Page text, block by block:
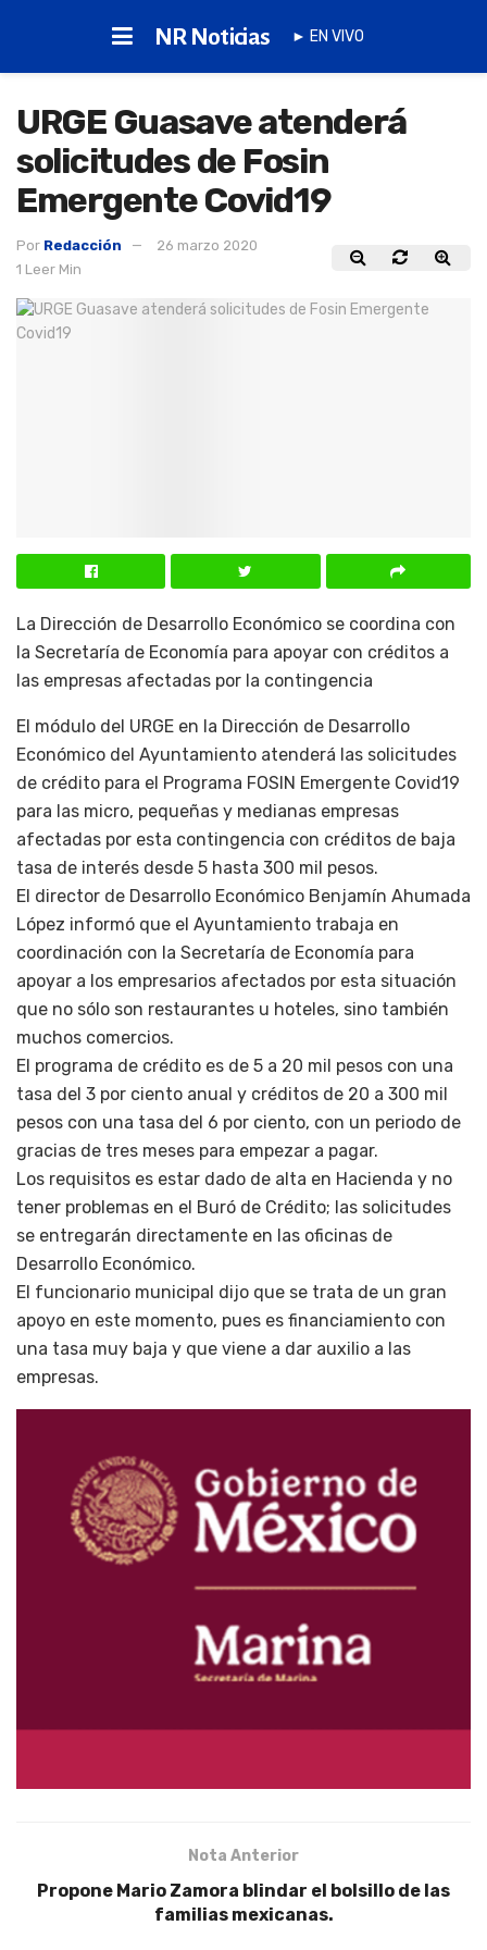
NR Noticias ► EN VIVO
URGE Guasave atenderá
solicitudes de Fosin
Emergente Covid19
Por Redacción
26 marzo 2020
1 Leer Min
La Dirección de Desarrollo Económico se coordina con
la Secretaría de Economía para apoyar con créditos a
las empresas afectadas por la contingencia
El módulo del URGE en la Dirección de Desarrollo
Económico del Ayuntamiento atenderá las solicitudes
de crédito para el Programa FOSIN Emergente Covid19
para las micro, pequeñas y medianas empresas
afectadas por esta contingencia con créditos de baja
tasa de interés desde 5 hasta 300 mil pesos.
El director de Desarrollo Económico Benjamín Ahumada
López informó que el Ayuntamiento trabaja en
coordinación con la Secretaría de Economía para
apoyar a los empresarios afectados por esta situación
que no sólo son restaurantes u hoteles, sino también
muchos comercios.
El programa de crédito es de 5 a 20 mil pesos con una
tasa del 3 por ciento anual y créditos de 20 a 300 mil
pesos con una tasa del 6 por ciento, con un periodo de
gracias de tres meses para empezar a pagar.
Los requisitos es estar dado de alta en Hacienda y no
tener problemas en el Buró de Crédito; las solicitudes
se entregarán directamente en las oficinas de
Desarrollo Económico.
El funcionario municipal dijo que se trata de un gran
apoyo en este momento, pues es financiamiento con
una tasa muy baja y que viene a dar auxilio a las
empresas.
Nota Anterior
Propone Mario Zamora blindar el bolsillo de las
familias mexicanas.